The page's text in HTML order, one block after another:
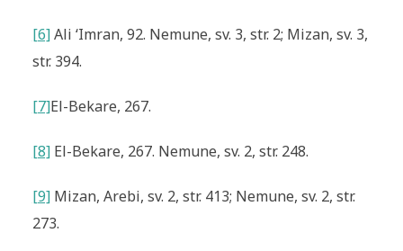
[6]Ali ‘Imran, 92. Nemune, sv. 3, str. 2; Mizan, sv. 3,
str. 394.
[7]El-Bekare, 267.
[8]El-Bekare, 267. Nemune, sv. 2, str. 248.
[9]Mizan, Arebi, sv. 2, str. 413; Nemune, sv. 2, str.
273.